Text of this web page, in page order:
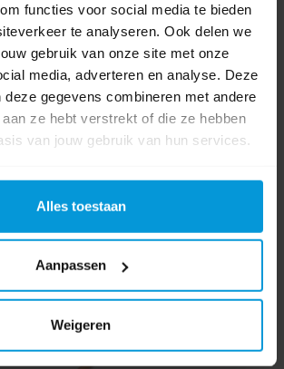
functies voor social media te bieden
te analyseren. Ook delen we
gebruik van onze site met onze
media, adverteren en analyse. Deze
deze gegevens combineren met andere
ze hebt verstrekt of die ze hebben
van jouw gebruik van hun services.
Alles toestaan
Aanpassen
Weigeren
is mogelijk.